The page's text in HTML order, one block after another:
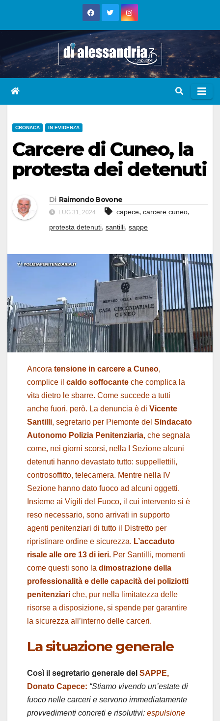
CRONACA IN EVIDENZA
Carcere di Cuneo, la
protesta dei detenuti
Di Raimondo Bovone
LUG 31, 2024 capece, carcere cuneo,
protesta detenuti, santilli, sappe
Ancora tensione in carcere a Cuneo,
complice il caldo soffocante che complica la
vita dietro le sbarre. Come succede a tutti
anche fuori, però. La denuncia è di Vicente
Santilli, segretario per Piemonte del Sindacato
Autonomo Polizia Penitenziaria, che segnala
come, nei giorni scorsi, nella I Sezione alcuni
detenuti hanno devastato tutto: suppellettili,
controsoffitto, telecamera. Mentre nella IV
Sezione hanno dato fuoco ad alcuni oggetti.
Insieme ai Vigili del Fuoco, il cui intervento si è
reso necessario, sono arrivati in supporto
agenti penitenziari di tutto il Distretto per
ripristinare ordine e sicurezza. L’accaduto
risale alle ore 13 di ieri. Per Santilli, momenti
come questi sono la dimostrazione della
professionalità e delle capacità dei poliziotti
penitenziari che, pur nella limitatezza delle
risorse a disposizione, si spende per garantire
la sicurezza all’interno delle carceri.
La situazione generale
Così il segretario generale del SAPPE,
Donato Capece: “Stiamo vivendo un’estate di
fuoco nelle carceri e servono immediatamente
provvedimenti concreti e risolutivi: espulsione